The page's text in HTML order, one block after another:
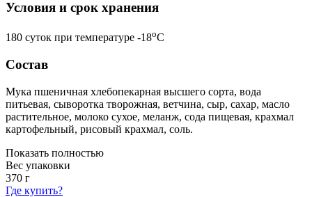
Условия и срок хранения
180 суток при температуре -18oС
Состав
Мука пшеничная хлебопекарная высшего сорта, вода
питьевая, сыворотка творожная, ветчина, сыр, сахар, масло
растительное, молоко сухое, меланж, сода пищевая, крахмал
картофельный, рисовый крахмал, соль.
Показать полностью
Вес упаковки
370 г
Где купить?